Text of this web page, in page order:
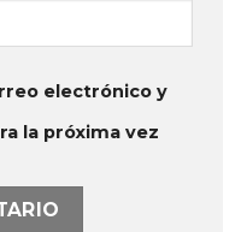
electrónico y
la próxima vez